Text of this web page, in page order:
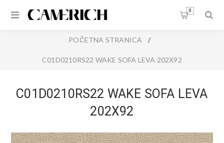
0
POČETNA STRANICA /
C01D0210RS22 WAKE SOFA LEVA 202X92
C01D0210RS22 WAKE SOFA LEVA
202X92